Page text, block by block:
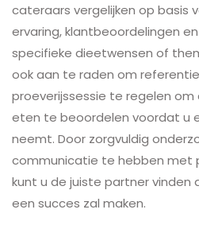
cateraars vergelijken op basis
ervaring, klantbeoordelingen
specifieke dieetwensen of
ook aan te raden om
proeverijssessie te regelen
eten te beoordelen voordat u
neemt. Door zorgvuldig
communicatie te hebben met
kunt u de juiste partner
een succes zal maken.